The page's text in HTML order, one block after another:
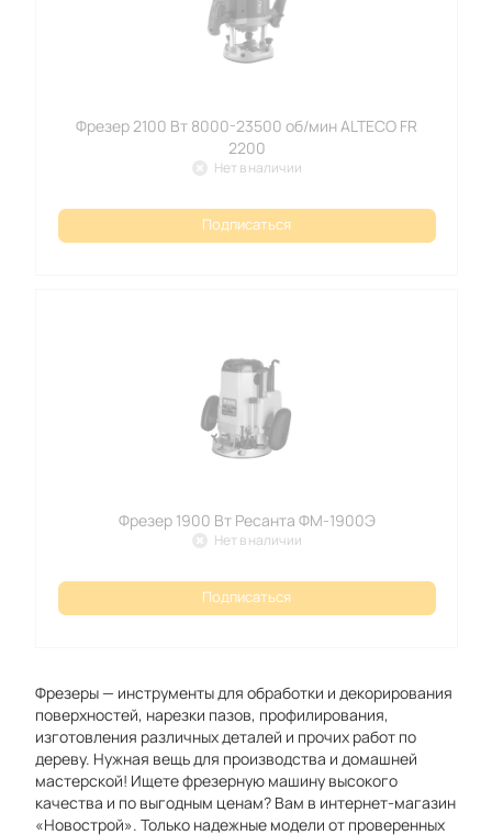
Фрезер 2100 Вт 8000-23500 об/мин ALTECO FR
2200
Нет в наличии
Подписаться
Фрезер 1900 Вт Ресанта ФМ-1900Э
Нет в наличии
Подписаться
Фрезеры — инструменты для обработки и декорирования
поверхностей, нарезки пазов, профилирования,
изготовления различных деталей и прочих работ по
дереву. Нужная вещь для производства и домашней
мастерской! Ищете фрезерную машину высокого
качества и по выгодным ценам? Вам в интернет-магазин
«Новострой». Только надежные модели от проверенных